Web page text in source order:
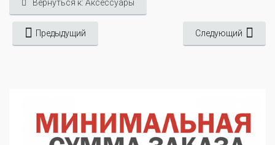
Вернуться к: Аксессуары
Предыдущий Следующий